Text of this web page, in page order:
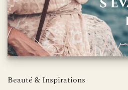
Beauté & Inspirations